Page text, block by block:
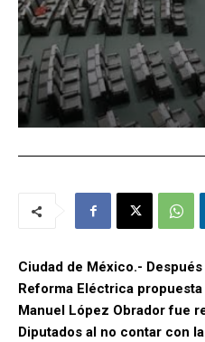
Ciudad de México.-
Reforma Eléctrica
Manuel López Obrador fue
Diputados al no contar con